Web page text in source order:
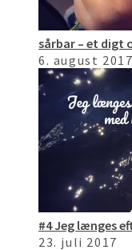
sårbar – et digt
6. august 2017
#4 Jeg længes
23. juli 2017